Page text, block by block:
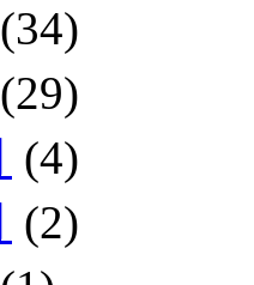
(34)
(29)
(4)
(2)